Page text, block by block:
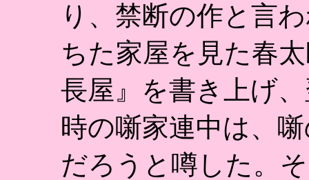
り、禁断の作と言
ちた家屋を見た春
長屋』を書き上げ
時の噺家連中は、
だろうと噂した。